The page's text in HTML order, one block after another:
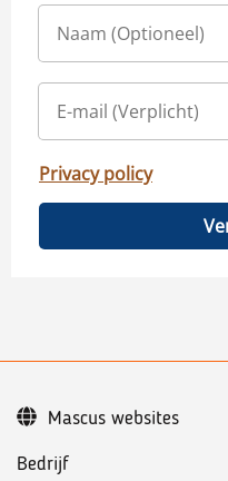
Privacy policy
Bedrijf
Mascus websites